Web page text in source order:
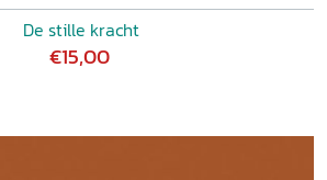
De stille kracht
€15,00